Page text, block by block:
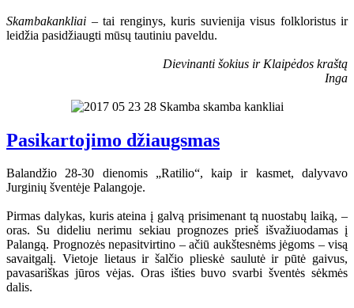
Skambakankliai – tai renginys, kuris suvienija visus folkloristus ir
leidžia pasidžiaugti mūsų tautiniu paveldu.
Dievinanti šokius ir Klaipėdos kraštą
Inga
Pasikartojimo džiaugsmas
Balandžio 28-30 dienomis „Ratilio“, kaip ir kasmet, dalyvavo
Jurginių šventėje Palangoje.
Pirmas dalykas, kuris ateina į galvą prisimenant tą nuostabų laiką, –
oras. Su dideliu nerimu sekiau prognozes prieš išvažiuodamas į
Palangą. Prognozės nepasitvirtino – ačiū aukštesnėms jėgoms – visą
savaitgalį. Vietoje lietaus ir šalčio plieskė saulutė ir pūtė gaivus,
pavasariškas jūros vėjas. Oras išties buvo svarbi šventės sėkmės
dalis.